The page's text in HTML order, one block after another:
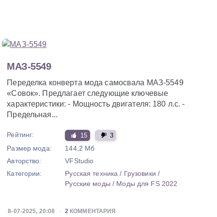
МАЗ-5549
Переделка конверта мода самосвала МАЗ-5549
«Совок». Предлагает следующие ключевые
характеристики: - Мощность двигателя: 180 л.с. -
Предельная...
Рейтинг: 15 3
Размер мода:
144,2 Мб
Авторство:
VFStudio
Категории:
Русская техника / Грузовики /
Русские моды / Моды для FS 2022
8-07-2025, 20:08 2 КОММЕНТАРИЯ